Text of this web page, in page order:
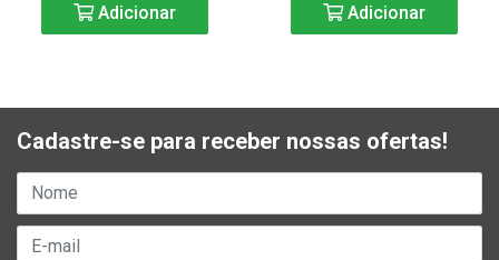
Adicionar Adicionar
Cadastre-se para receber nossas ofertas!